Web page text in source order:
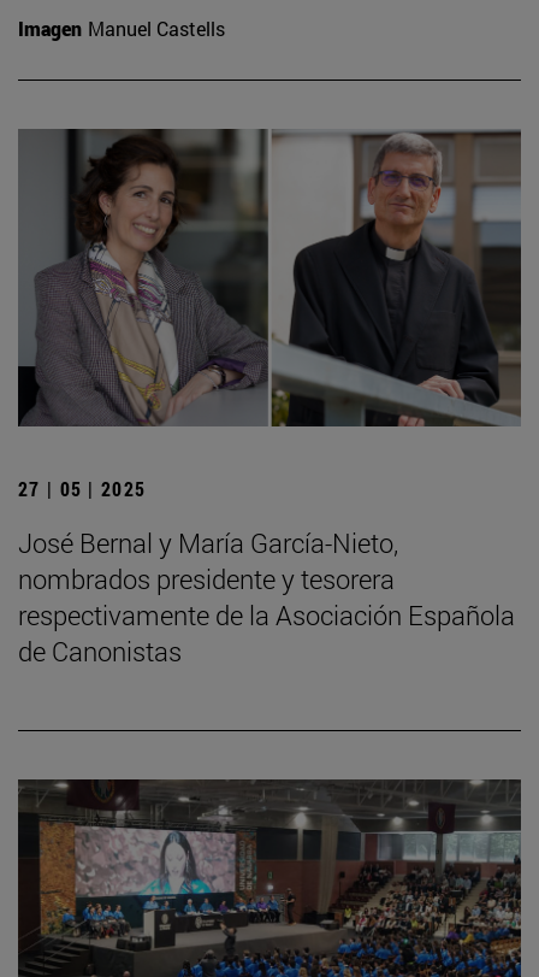
Imagen Manuel Castells
27 | 05 | 2025
José Bernal y María García-Nieto,
nombrados presidente y tesorera
respectivamente de la Asociación Española
de Canonistas